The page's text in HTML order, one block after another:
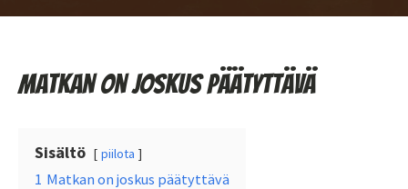
Matkan on joskus päätyttävä
Sisältö piilota
1 Matkan on joskus päätyttävä